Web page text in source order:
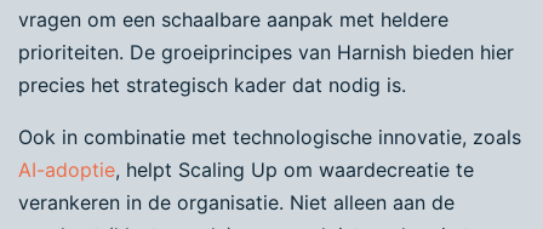
vragen om een schaalbare aanpak met heldere
prioriteiten. De groeiprincipes van Harnish bieden hier
precies het strategisch kader dat nodig is.
Ook in combinatie met technologische innovatie, zoals
AI-adoptie, helpt Scaling Up om waardecreatie te
verankeren in de organisatie. Niet alleen aan de